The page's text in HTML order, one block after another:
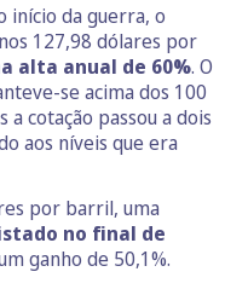
início da guerra, o
127,98 dólares por
alta anual de 60%. O
se acima dos 100
cotação passou a dois
aos níveis que era
por barril, uma
no final de
ganho de 50,1%.